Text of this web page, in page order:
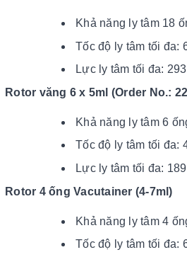
Khả năng ly tâm 18
Tốc độ ly tâm tối đa:
Lực ly tâm tối đa:
Rotor văng 6 x 5ml (Order No.:
Khả năng ly tâm 6
Tốc độ ly tâm tối đa:
Lực ly tâm tối đa:
Rotor 4 ống Vacutainer (4-7ml)
Khả năng ly tâm 4
Tốc độ ly tâm tối đa: